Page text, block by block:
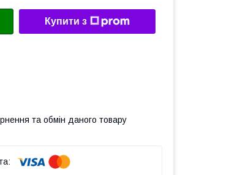
Купити з
та обмін даного товару